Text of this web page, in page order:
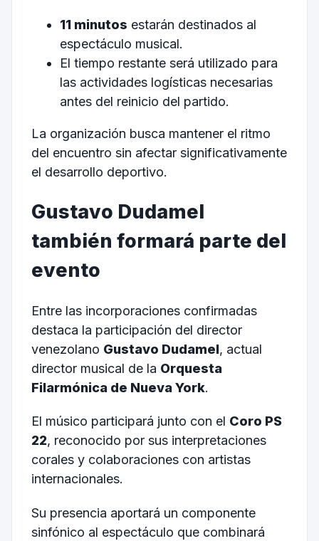
11 minutos estarán destinados al
espectáculo musical.
El tiempo restante será utilizado para
las actividades logísticas necesarias
antes del reinicio del partido.
La organización busca mantener el ritmo
del encuentro sin afectar significativamente
el desarrollo deportivo.
Gustavo Dudamel
también formará parte del
evento
Entre las incorporaciones confirmadas
destaca la participación del director
venezolano Gustavo Dudamel, actual
director musical de la Orquesta
Filarmónica de Nueva York.
El músico participará junto con el Coro PS
22, reconocido por sus interpretaciones
corales y colaboraciones con artistas
internacionales.
Su presencia aportará un componente
sinfónico al espectáculo que combinará